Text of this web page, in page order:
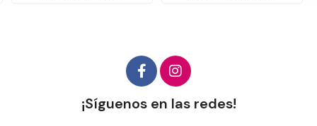
¡Síguenos en las redes!